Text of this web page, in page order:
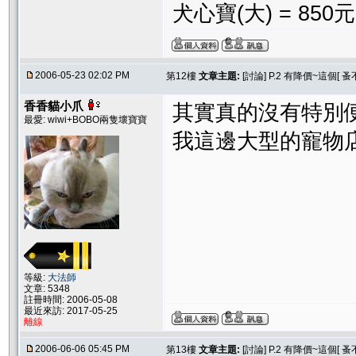
犬心寶(大) = 850元
2006-05-23 02:02 PM 第12樓 文章主題: [討論] P.2 有降價~這個[
香香貓小爪
最愛: wiwi+BOBO兩隻壞寶寶
等級: 大法師
文章: 5348
註冊時間: 2006-05-08
最近來訪: 2017-05-25
離線
其實真的沒有特別
我這邊大型的寵物
2006-06-06 05:45 PM 第13樓 文章主題: [討論] P.2 有降價~這個[